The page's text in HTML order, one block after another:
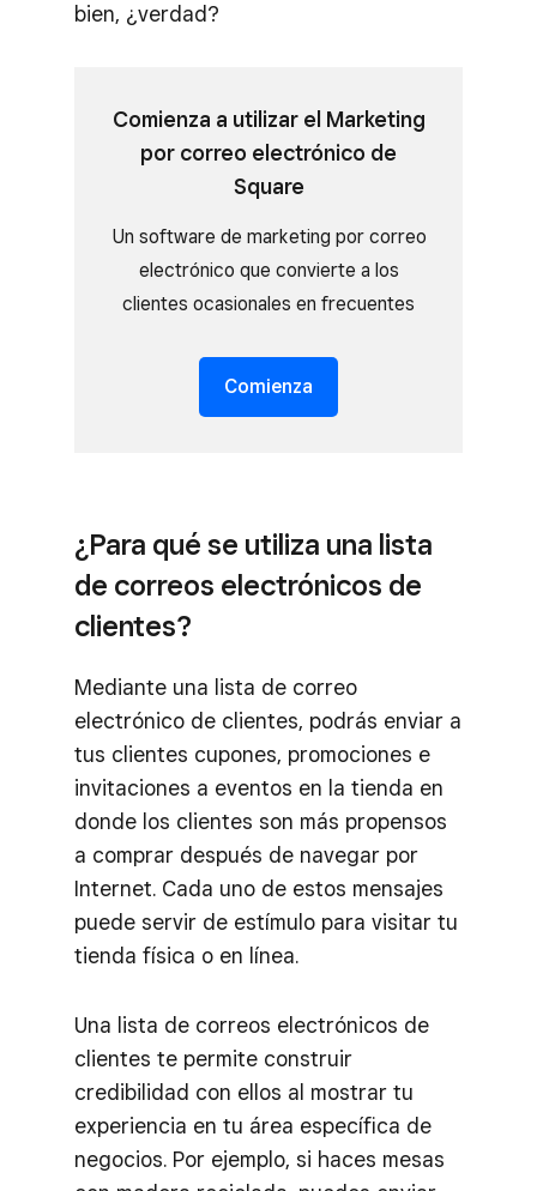
bien, ¿verdad?
Comienza a utilizar el Marketing
por correo electrónico de
Square
Un software de marketing por correo
electrónico que convierte a los
clientes ocasionales en frecuentes
Comienza
¿Para qué se utiliza una lista
de correos electrónicos de
clientes?
Mediante una lista de correo
electrónico de clientes, podrás enviar a
tus clientes cupones, promociones e
invitaciones a eventos en la tienda en
donde los clientes son más propensos
a comprar después de navegar por
Internet. Cada uno de estos mensajes
puede servir de estímulo para visitar tu
tienda física o en línea.
Una lista de correos electrónicos de
clientes te permite construir
credibilidad con ellos al mostrar tu
experiencia en tu área específica de
negocios. Por ejemplo, si haces mesas